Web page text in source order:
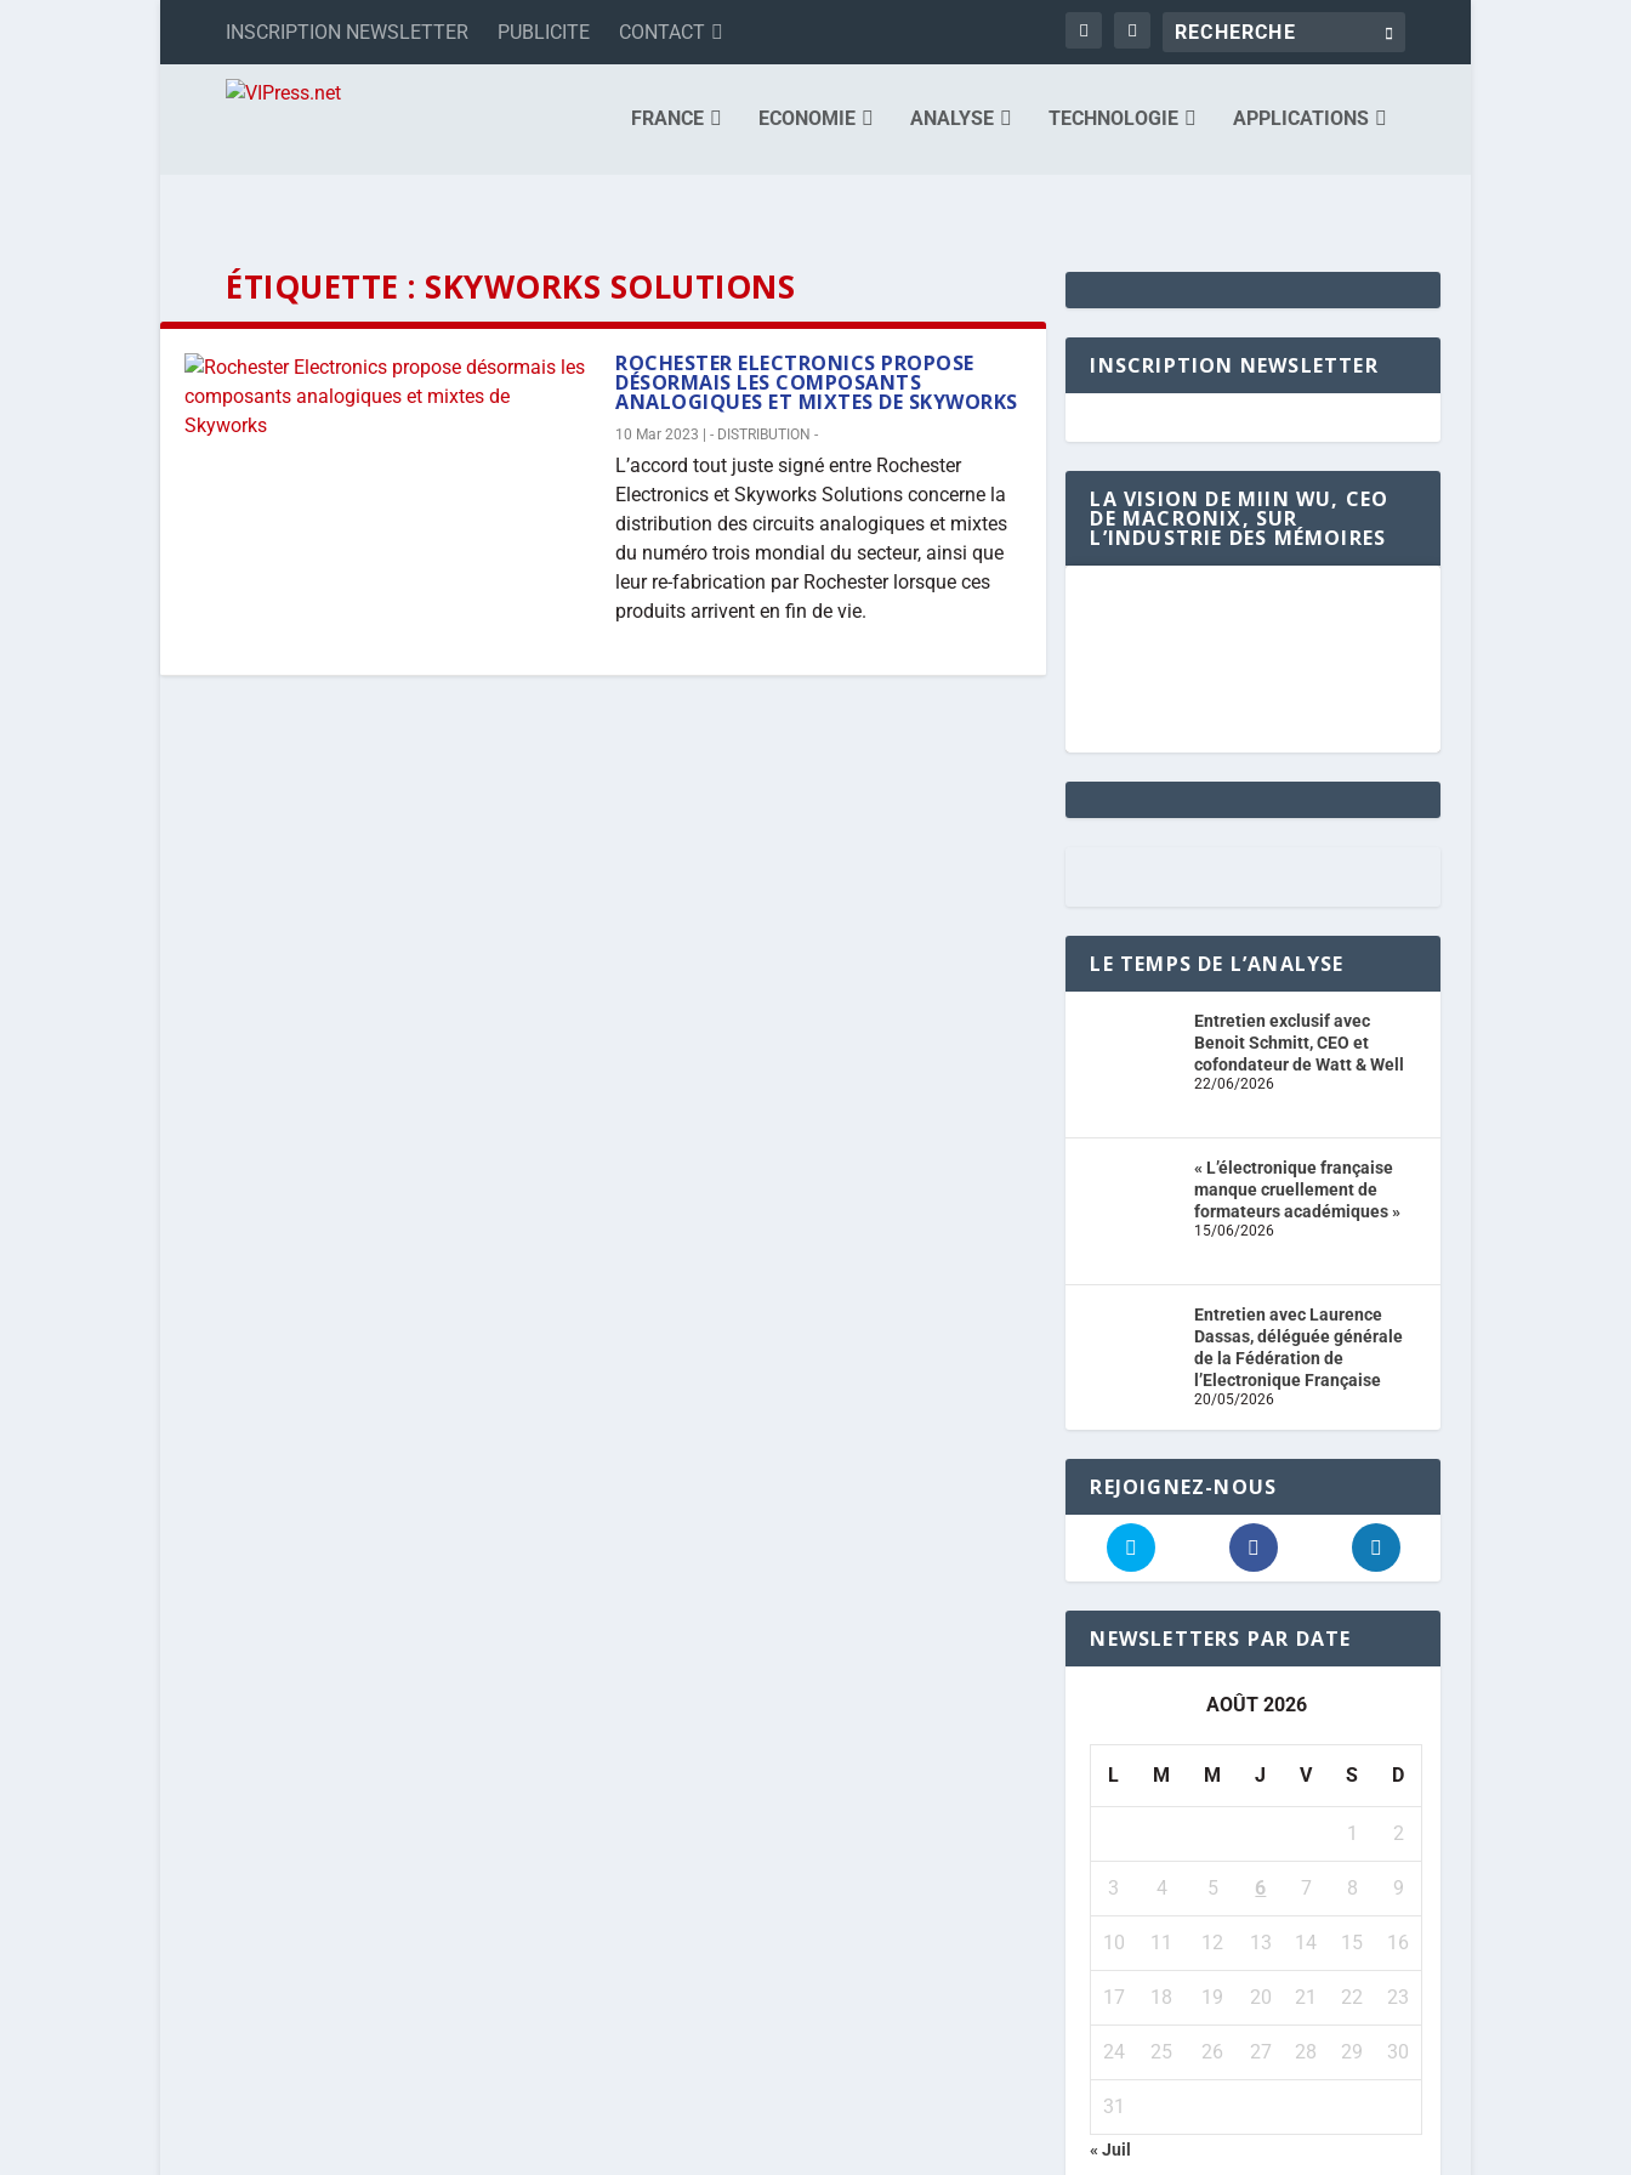
INSCRIPTION NEWSLETTER PUBLICITE CONTACT
FRANCE ECONOMIE ANALYSE TECHNOLOGIE APPLICATIONS
ÉTIQUETTE : SKYWORKS SOLUTIONS
ROCHESTER ELECTRONICS PROPOSE
DÉSORMAIS LES COMPOSANTS
ANALOGIQUES ET MIXTES DE SKYWORKS
10 Mar 2023 |- DISTRIBUTION -
L’accord tout juste signé entre Rochester
Electronics et Skyworks Solutions concerne la
distribution des circuits analogiques et mixtes
du numéro trois mondial du secteur, ainsi que
leur re-fabrication par Rochester lorsque ces
produits arrivent en fin de vie.
INSCRIPTION NEWSLETTER
LA VISION DE MIIN WU, CEO
DE MACRONIX, SUR
L’INDUSTRIE DES MÉMOIRES
LE TEMPS DE L’ANALYSE
Entretien exclusif avec
Benoit Schmitt, CEO et
cofondateur de Watt & Well
22/06/2026
« L’électronique française
manque cruellement de
formateurs académiques »
15/06/2026
Entretien avec Laurence
Dassas, déléguée générale
de la Fédération de
l’Electronique Française
20/05/2026
REJOIGNEZ-NOUS
NEWSLETTERS PAR DATE
AOÛT 2026
L M M J V S D
1 2
3 4 5 6 7 8 9
10 11 12 13 14 15 16
17 18 19 20 21 22 23
24 25 26 27 28 29 30
31
« Juil